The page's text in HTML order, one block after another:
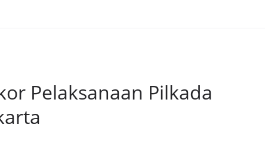
Pelaksanaan Pilkada